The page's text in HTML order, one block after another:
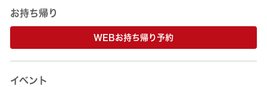
お持ち帰り
WEBお持ち帰り予約
イベント